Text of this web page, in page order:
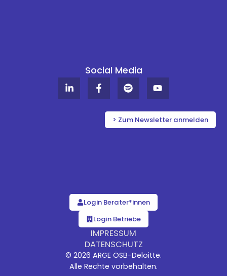
Social Media
L
i
n
F
a
c
S
p
o
t
i
f
Y
o
u
t
u
b
> Zum Newsletter anmelden
Login Berater*innen
Login Betriebe
IMPRESSUM
DATENSCHUTZ
© 2026 ARGE ÖSB-Deloitte.
Alle Rechte vorbehalten.